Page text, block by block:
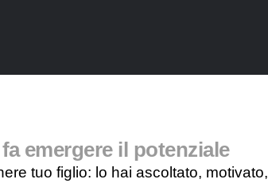
emergere il potenziale
tuo figlio: lo hai ascoltato, motivato,